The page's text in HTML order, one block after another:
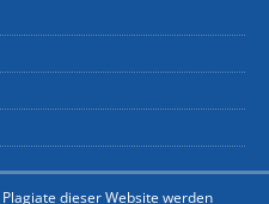
Plagiate dieser Website werden